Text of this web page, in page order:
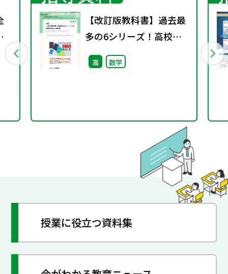
【改訂版教科書】過去最
多の6シリーズ！高校数
学の新しい教科書
高 数学
授業に役立つ資料集